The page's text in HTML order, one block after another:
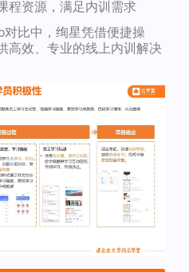
程资源，满足内训需求
比中，绚星凭借便捷操
高效、专业的线上内训解决